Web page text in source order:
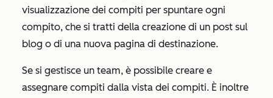
visualizzazione dei compiti per spuntare ogni
compito, che si tratti della creazione di un post sul
blog o di una nuova pagina di destinazione.
Se si gestisce un team, è possibile creare e
assegnare compiti dalla vista dei compiti. È inoltre